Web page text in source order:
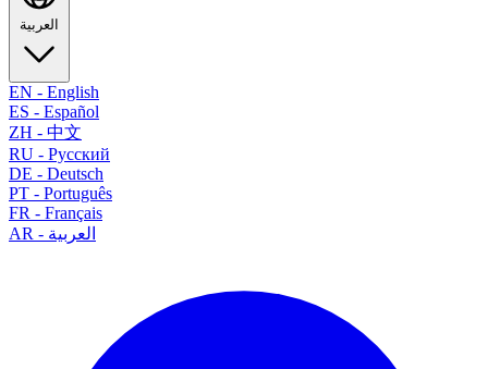
العربية
EN - English
ES - Español
ZH - 中文
RU - Русский
DE - Deutsch
PT - Português
FR - Français
AR - العربية